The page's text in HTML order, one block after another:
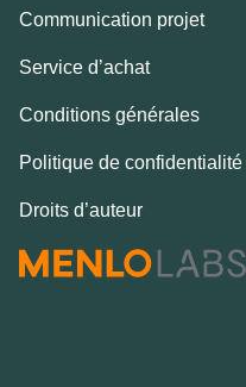
Communication projet
Service d’achat
Conditions générales
Politique de confidentialité
Droits d’auteur